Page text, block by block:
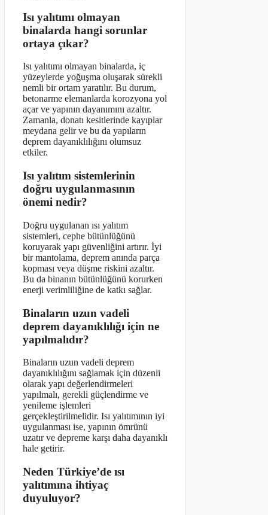
Isı yalıtımı olmayan
binalarda hangi sorunlar
ortaya çıkar?
Isı yalıtımı olmayan binalarda, iç
yüzeylerde yoğuşma oluşarak sürekli
nemli bir ortam yaratılır. Bu durum,
betonarme elemanlarda korozyona yol
açar ve yapının dayanımını azaltır.
Zamanla, donatı kesitlerinde kayıplar
meydana gelir ve bu da yapıların
deprem dayanıklılığını olumsuz
etkiler.
Isı yalıtım sistemlerinin
doğru uygulanmasının
önemi nedir?
Doğru uygulanan ısı yalıtım
sistemleri, cephe bütünlüğünü
koruyarak yapı güvenliğini artırır. İyi
bir mantolama, deprem anında parça
kopması veya düşme riskini azaltır.
Bu da binanın bütünlüğünü korurken
enerji verimliliğine de katkı sağlar.
Binaların uzun vadeli
deprem dayanıklılığı için ne
yapılmalıdır?
Binaların uzun vadeli deprem
dayanıklılığını sağlamak için düzenli
olarak yapı değerlendirmeleri
yapılmalı, gerekli güçlendirme ve
yenileme işlemleri
gerçekleştirilmelidir. Isı yalıtımının iyi
uygulanması ise, yapının ömrünü
uzatır ve depreme karşı daha dayanıklı
hale getirir.
Neden Türkiye’de ısı
yalıtımına ihtiyaç
duyuluyor?